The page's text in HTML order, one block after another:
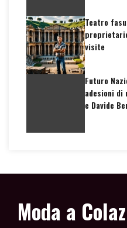
Teatro
visite
Futuro
adesioni
e Davide
Moda a